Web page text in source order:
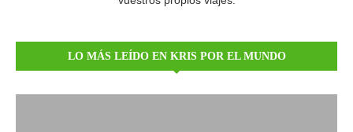
LO MÁS LEÍDO EN KRIS POR EL MUNDO